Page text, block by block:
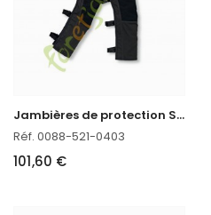
J
ambières de protection STIHL FUNCTION CHAPS 270°
Réf. 0088-521-0403
101,60 €